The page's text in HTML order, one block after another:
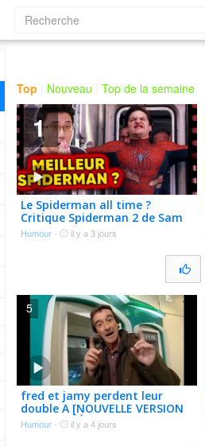
Top Nouveau Top de la semaine
Le Spiderman all time ?
Critique Spiderman 2 de Sam
Raimi
Humour · il y a 3 jours
1
fred et jamy perdent leur
double A [NOUVELLE VERSION
REUPLOADÉE]
Humour · il y a 4 jours
5